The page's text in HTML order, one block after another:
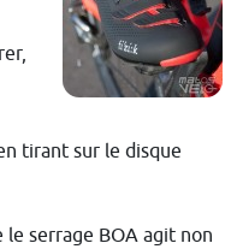
tirant sur le disque
serrage BOA agit non